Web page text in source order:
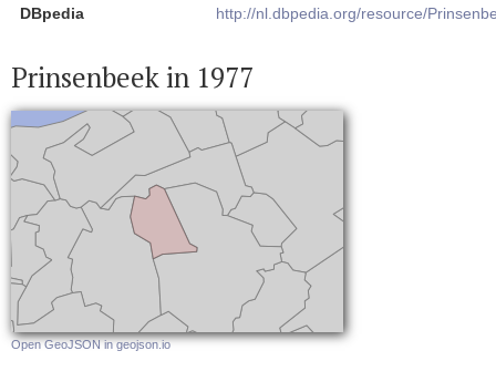
DBpedia http://nl.dbpedia.org/resource/
Prinsenbeek in 1977
Open GeoJSON in geojson.io